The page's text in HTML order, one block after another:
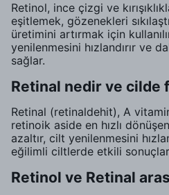
Retinol, ince çizgi ve
eşitlemek, gözenekleri
üretimini artırmak için
yenilenmesini hızlandırır ve
sağlar.
Retinal nedir ve cilde
Retinal (retinaldehit), A
retinoik aside en hızlı dönüşen
azaltır, cilt yenilenmesini
eğilimli ciltlerde etkili
Retinol ve Retinal